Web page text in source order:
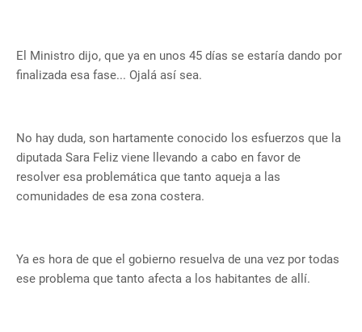
El Ministro dijo, que ya en unos 45 días se estaría dando por
finalizada esa fase... Ojalá así sea.
No hay duda, son hartamente conocido los esfuerzos que la
diputada Sara Feliz viene llevando a cabo en favor de
resolver esa problemática que tanto aqueja a las
comunidades de esa zona costera.
Ya es hora de que el gobierno resuelva de una vez por todas
ese problema que tanto afecta a los habitantes de allí.